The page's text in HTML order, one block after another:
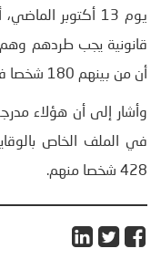
قانونية يجب طردهم وهم
أن من بينهم 180 شخصا في السجن حاليا.
في الملف الخاص
428 شخصا منهم.